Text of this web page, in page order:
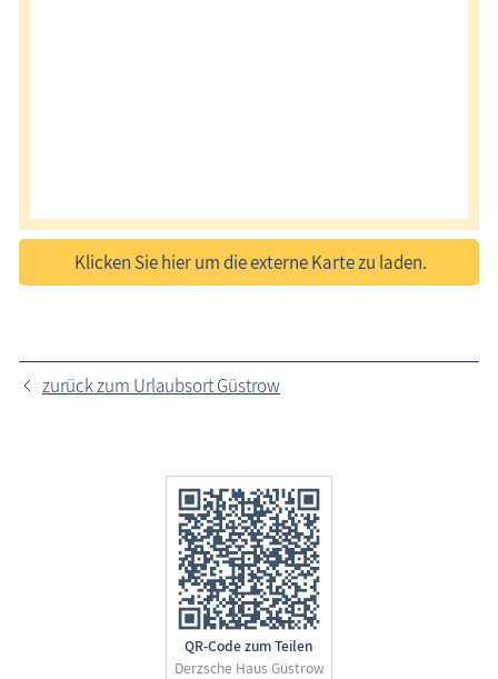
Klicken Sie hier um die externe Karte zu laden.
zurück zum Urlaubsort Güstrow
QR-Code zum Teilen
Derzsche Haus Güstrow